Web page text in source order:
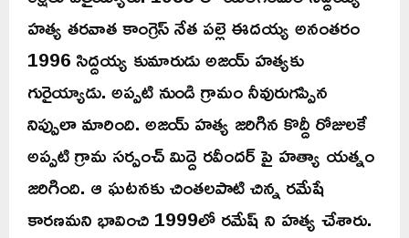
హత్య తరవాత కాంగ్రెస్ నేత పల్లె ఈదయ్య అనంతరం
1996 సిద్దయ్య కుమారుడు అజయ్ హత్యకు
గురైయ్యాడు. అప్పటి నుండి గ్రామం నీవురుగప్పిన
నిప్పులా మారింది. అజయ్ హత్య జరిగిన కొద్దీ రోజులకే
అప్పటి గ్రామ సర్పంచ్ మిద్దె రవీందర్ పై హత్యా యత్నం
జరిగింది. ఆ ఘటనకు చింతలపాటి చిన్న రమేషే
కారణమని భావించి 1999లో రమేష్ ని హత్య చేశారు.